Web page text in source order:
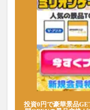
投資0円で豪華景品